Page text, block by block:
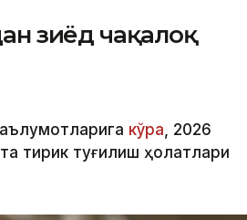
зиёд чақалоқ
кўра , 2026
тирик туғилиш ҳолатлари